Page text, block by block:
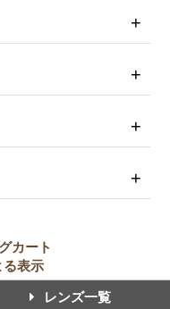
カート
る表示
レンズ一覧